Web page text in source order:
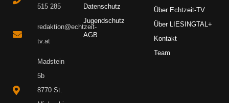
515 285
redaktion@echtzeit-
tv.at
Madstein
5b
8770 St.
Datenschutz
Jugendschutz
AGB
Über Echtzeit-TV
Über LIESINGTAL+
Kontakt
Team